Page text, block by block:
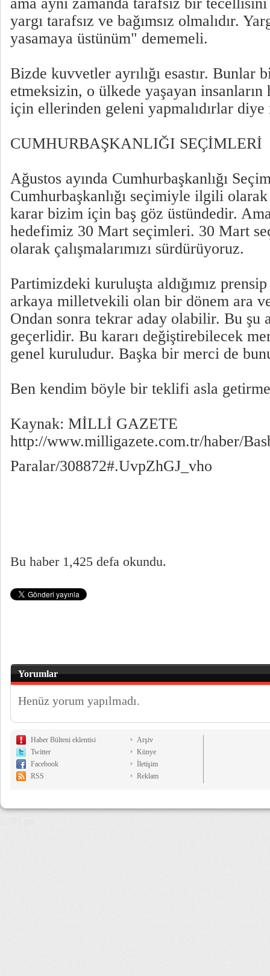
yargı tarafsız ve bağımsız olmalıdır.
yasamaya üstünüm" dememeli.
Bizde kuvvetler ayrılığı esastır. Bunlar
etmeksizin, o ülkede yaşayan
için ellerinden geleni yapmalıdırlar diye
CUMHURBAŞKANLIĞI SEÇİMLERİ
Ağustos ayında Cumhurbaşkanlığı
Cumhurbaşkanlığı seçimiyle ilgili
karar bizim için baş göz üstündedir.
hedefimiz 30 Mart seçimleri. 30 Mart
olarak çalışmalarımızı sürdürüyoruz.
Partimizdeki kuruluşta aldığımız
arkaya milletvekili olan bir dönem ara
Ondan sonra tekrar aday olabilir. Bu şu
geçerlidir. Bu kararı değiştirebilecek
genel kuruludur. Başka bir merci de
Ben kendim böyle bir teklifi asla
Kaynak: MİLLİ GAZETE
http://www.milligazete.com.tr/haber/
Paralar/308872#.UvpZhGJ_vho
Bu haber 1,425 defa okundu.
Yorumlar
Henüz yorum yapılmadı.
Haber Bülteni eklentisi
Twitter
Facebook
RSS
Arşiv
Künye
İletişim
Reklam